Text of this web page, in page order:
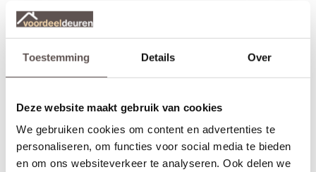
Toestemming Details Over
Deze website maakt gebruik van cookies
We gebruiken cookies om content en advertenties te
personaliseren, om functies voor social media te bieden
en om ons websiteverkeer te analyseren. Ook delen we
af te hangen.
ontzorgt worden, kies dan voor de All Inclusive service. De
monteur komt bij jou langs om de deur in te meten en ook te
bijvoorbeeld het toilet of trapkast. De bijpassende dichte deur is
deMabel.Stompe binnendeuren uit de VeraLux Subliem serie
worden armgeschaafd, daarom is het belangrijk om ook bij